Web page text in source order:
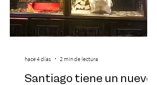
Santiago tiene un nuevo
hace 4 días 2 min de lectura